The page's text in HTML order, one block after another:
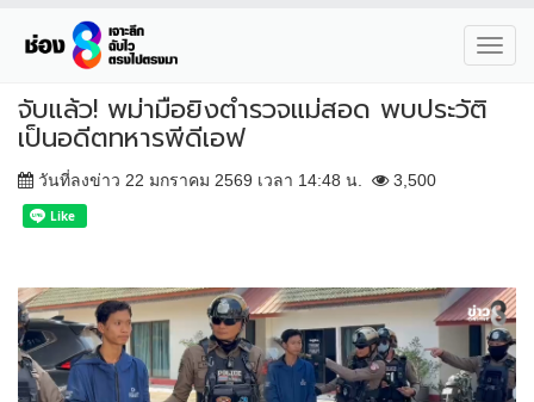
จับแล้ว! พม่ามือยิงตำรวจแม่สอด พบประวัติ
เป็นอดีตทหารพีดีเอฟ
วันที่ลงข่าว 22 มกราคม 2569 เวลา 14:48 น. 3,500